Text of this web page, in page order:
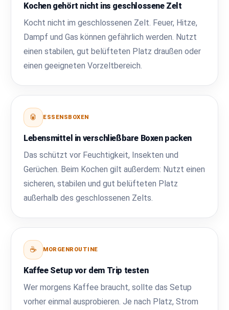
Kochen gehört nicht ins geschlossene Zelt
Kocht nicht im geschlossenen Zelt. Feuer, Hitze,
Dampf und Gas können gefährlich werden. Nutzt
einen stabilen, gut belüfteten Platz draußen oder
einen geeigneten Vorzeltbereich.
🥫 ESSENSBOXEN
Lebensmittel in verschließbare Boxen packen
Das schützt vor Feuchtigkeit, Insekten und
Gerüchen. Beim Kochen gilt außerdem: Nutzt einen
sicheren, stabilen und gut belüfteten Platz
außerhalb des geschlossenen Zelts.
☕ MORGENROUTINE
Kaffee Setup vor dem Trip testen
Wer morgens Kaffee braucht, sollte das Setup
vorher einmal ausprobieren. Je nach Platz, Strom